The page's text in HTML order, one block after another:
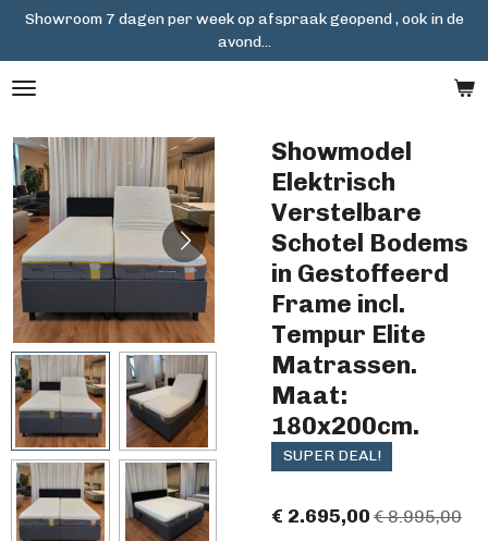
Ga
naar
de
Showroom 7 dagen per week op afspraak geopend , ook in de
avond...
Showmodel
Elektrisch
Verstelbare
Schotel Bodems
in Gestoffeerd
Frame incl.
Tempur Elite
Matrassen.
Maat:
180x200cm.
SUPER DEAL!
€ 2.695,00 € 8.995,00